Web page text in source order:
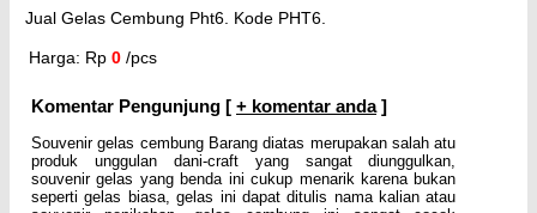
Jual Gelas Cembung Pht6. Kode PHT6.
Harga: Rp 0 /pcs
Komentar Pengunjung [ + komentar anda]
Souvenir gelas cembung Barang diatas merupakan salah atu
produk unggulan dani-craft yang sangat diunggulkan,
souvenir gelas yang benda ini cukup menarik karena bukan
seperti gelas biasa, gelas ini dapat ditulis nama kalian atau